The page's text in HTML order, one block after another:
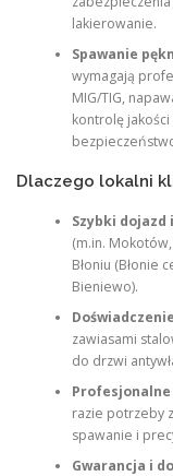
lakierowanie.
Spawanie
wymagają
MIG/TIG,
kontrolę jakości
Dlaczego lokalni
Szybki
(m.in.
Błoniu (Błonie
Bieniewo).
zawiasami
do drzwi
razie potrzeby
spawanie i
Gwarancja i